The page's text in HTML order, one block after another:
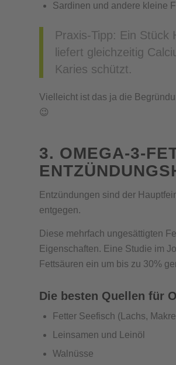
Sardinen und andere kleine
Praxis-Tipp: Ein Stück
liefert gleichzeitig
Karies schützt.
Vielleicht ist das ja die
😉
3. OMEGA-3-
Entzündungen sind der
entgegen.
Diese mehrfach ungesättigten
Eigenschaften. Eine Studie im
Fettsäuren ein um bis zu 30%
Die besten Quellen für
Fetter Seefisch (Lachs,
Leinsamen und Leinöl
Walnüsse